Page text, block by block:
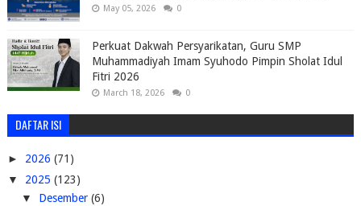
May 05, 2026 0
Perkuat Dakwah Persyarikatan, Guru SMP
Muhammadiyah Imam Syuhodo Pimpin Sholat Idul
Fitri 2026
March 18, 2026 0
DAFTAR ISI
► 2026 (71)
▼ 2025 (123)
▼ Desember (6)